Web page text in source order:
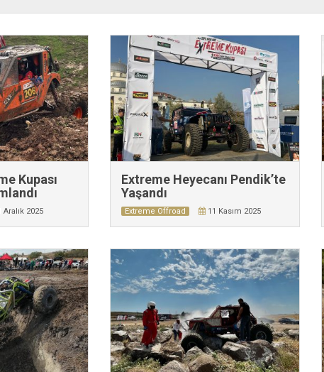
Kupası
Aralık 2025
Extreme Heyecanı Pendik’te
Yaşandı
Extreme Offroad 11 Kasım 2025